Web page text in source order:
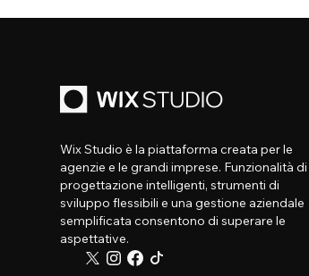
Wix Studio è la piattaforma creata per le
agenzie e le grandi imprese. Funzionalità di
progettazione intelligenti, strumenti di
sviluppo flessibili e una gestione aziendale
semplificata consentono di superare le
aspettative.